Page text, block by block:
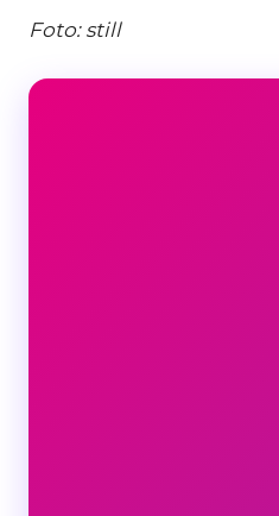
Foto: still